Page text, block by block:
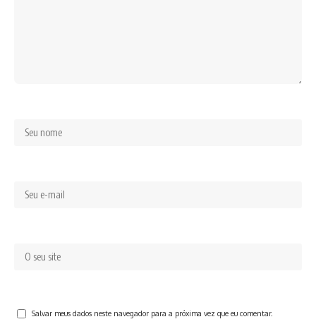
Salvar meus dados neste navegador para a próxima vez que eu comentar.